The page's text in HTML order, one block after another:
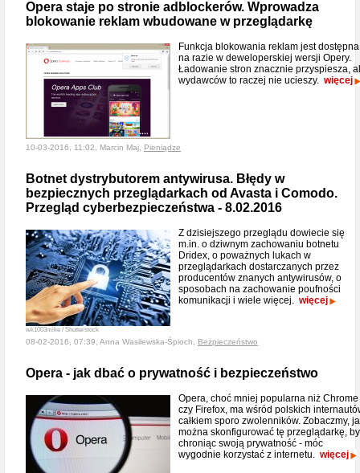
Opera staje po stronie adblockerów. Wprowadza
blokowanie reklam wbudowane w przeglądarkę
Funkcja blokowania reklam jest dostępna
na razie w deweloperskiej wersji Opery.
Ładowanie stron znacznie przyspiesza,
wydawców to raczej nie ucieszy. więcej
10-03-2016, 11:02, Marcin Maj, Pieniądze
Botnet dystrybutorem antywirusa. Błędy w
bezpiecznych przeglądarkach od Avasta i Comodo.
Przegląd cyberbezpieczeństwa - 8.02.2016
wk1003mike / Shutterstock
Z dzisiejszego przeglądu dowiecie się
m.in. o dziwnym zachowaniu botnetu
Dridex, o poważnych lukach w
przeglądarkach dostarczanych przez
producentów znanych antywirusów, o
sposobach na zachowanie poufności
komunikacji i wiele więcej. więcej
08-02-2016, 07:39, Anna Wasilewska-Śpioch, Bezpieczeństwo
Opera - jak dbać o prywatność i bezpieczeństwo
Opera, choć mniej popularna niż Chrome
czy Firefox, ma wśród polskich
całkiem sporo zwolenników. Zobaczmy,
można skonfigurować tę przeglądarkę,
chroniąc swoją prywatność - móc
wygodnie korzystać z internetu. więcej